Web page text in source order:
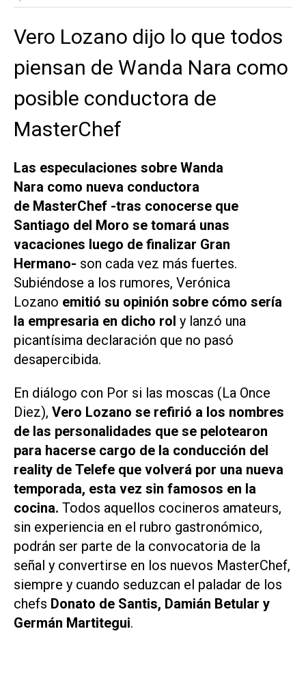
Vero Lozano dijo lo que todos
piensan de Wanda Nara como
posible conductora de
MasterChef
Las especulaciones sobre Wanda
Nara como nueva conductora
de MasterChef -tras conocerse que
Santiago del Moro se tomará unas
vacaciones luego de finalizar Gran
Hermano- son cada vez más fuertes.
Subiéndose a los rumores, Verónica
Lozano emitió su opinión sobre cómo sería
la empresaria en dicho rol y lanzó una
picantísima declaración que no pasó
desapercibida.
En diálogo con Por si las moscas (La Once
Diez), Vero Lozano se refirió a los nombres
de las personalidades que se pelotearon
para hacerse cargo de la conducción del
reality de Telefe que volverá por una nueva
temporada, esta vez sin famosos en la
cocina. Todos aquellos cocineros amateurs,
sin experiencia en el rubro gastronómico,
podrán ser parte de la convocatoria de la
señal y convertirse en los nuevos MasterChef,
siempre y cuando seduzcan el paladar de los
chefs Donato de Santis, Damián Betular y
Germán Martitegui.